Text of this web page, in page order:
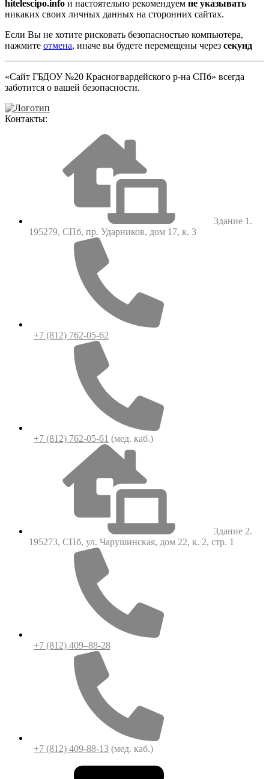
hitelescipo.info и настоятельно рекомендуем не указывать
никаких своих личных данных на сторонних сайтах.
Если Вы не хотите рисковать безопасностью компьютера,
нажмите отмена, иначе вы будете перемещены через секунд
«Сайт ГБДОУ №20 Красногвардейского р-на СПб» всегда
заботится о вашей безопасности.
Контакты:
Здание 1.
195279, СПб, пр. Ударников, дом 17, к. 3
+7 (812) 762-05-62
+7 (812) 762-05-61 (мед. каб.)
Здание 2.
195273, СПб, ул. Чарушинская, дом 22, к. 2, стр. 1
+7 (812) 409–88-28
+7 (812) 409-88-13 (мед. каб.)